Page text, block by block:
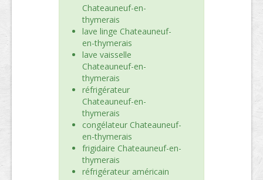
Chateauneuf-en-
thymerais
lave linge Chateauneuf-
en-thymerais
lave vaisselle
Chateauneuf-en-
thymerais
réfrigérateur
Chateauneuf-en-
thymerais
congélateur Chateauneuf-
en-thymerais
frigidaire Chateauneuf-en-
thymerais
réfrigérateur américain